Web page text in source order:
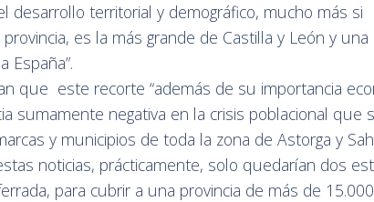
desarrollo territorial y demográfico, mucho más si
es la más grande de Castilla y León y
España”.
que este recorte “además de su importancia
sumamente negativa en la crisis poblacional que
y municipios de toda la zona de Astorga y
noticias, prácticamente, solo quedarían dos
para cubrir a una provincia de más de 15.000